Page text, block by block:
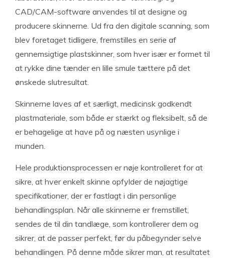
CAD/CAM-software anvendes til at designe og
producere skinnerne. Ud fra den digitale scanning, som
blev foretaget tidligere, fremstilles en serie af
gennemsigtige plastskinner, som hver især er formet til
at rykke dine tænder en lille smule tættere på det
ønskede slutresultat.
Skinnerne laves af et særligt, medicinsk godkendt
plastmateriale, som både er stærkt og fleksibelt, så de
er behagelige at have på og næsten usynlige i
munden.
Hele produktionsprocessen er nøje kontrolleret for at
sikre, at hver enkelt skinne opfylder de nøjagtige
specifikationer, der er fastlagt i din personlige
behandlingsplan. Når alle skinnerne er fremstillet,
sendes de til din tandlæge, som kontrollerer dem og
sikrer, at de passer perfekt, før du påbegynder selve
behandlingen. På denne måde sikrer man, at resultatet